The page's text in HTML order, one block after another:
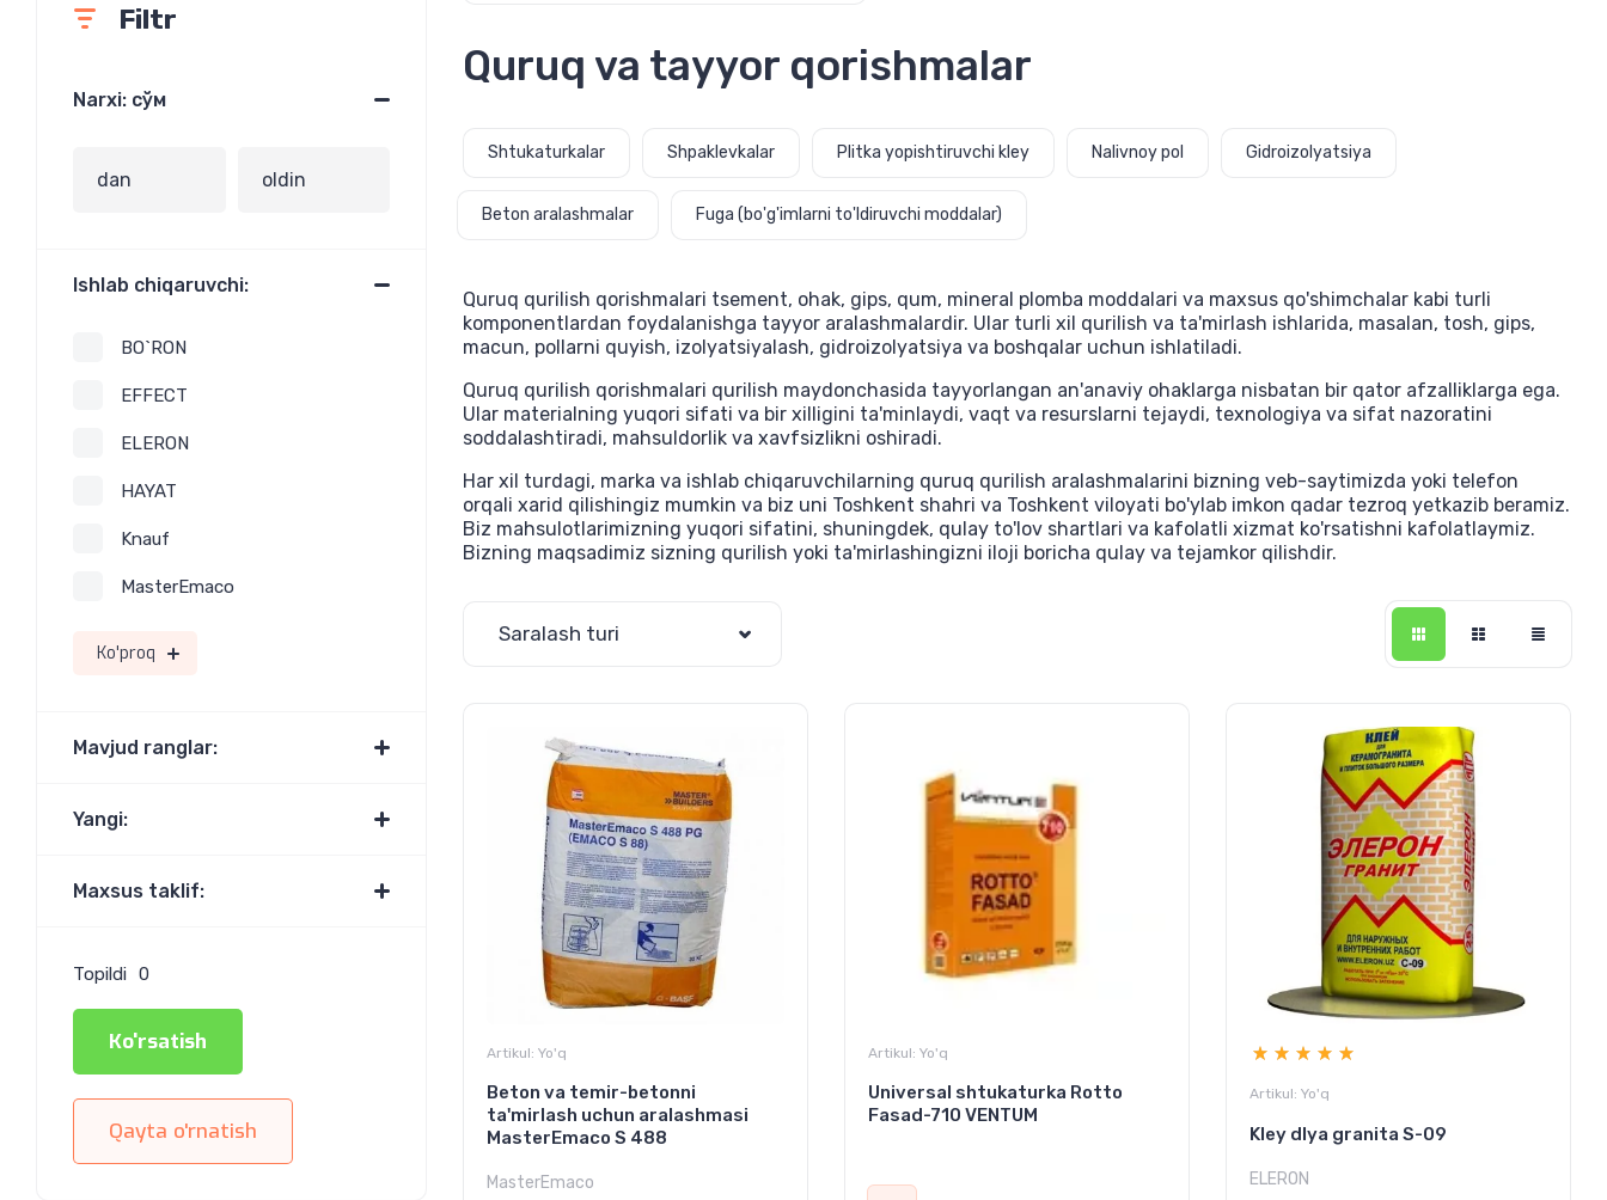
Filtr
Narxi: сўм
Ishlab chiqaruvchi:
BO`RON
EFFECT
ELERON
HAYAT
Knauf
MasterEmaco
Ko'proq
Mavjud ranglar:
Yangi:
Maxsus taklif:
Topildi 0
Ko'rsatish
Qayta o'rnatish
Quruq va tayyor qorishmalar
Shtukaturkalar Shpaklevkalar Plitka yopishtiruvchi kley Nalivnoy pol Gidroizolyatsiya
Beton aralashmalar Fuga (bo'g'imlarni to'ldiruvchi moddalar)
Quruq qurilish qorishmalari tsement, ohak, gips, qum, mineral plomba moddalari va maxsus qo'shimchalar kabi turli
komponentlardan foydalanishga tayyor aralashmalardir. Ular turli xil qurilish va ta'mirlash ishlarida, masalan, tosh, gips,
macun, pollarni quyish, izolyatsiyalash, gidroizolyatsiya va boshqalar uchun ishlatiladi.
Quruq qurilish qorishmalari qurilish maydonchasida tayyorlangan an'anaviy ohaklarga nisbatan bir qator afzalliklarga ega.
Ular materialning yuqori sifati va bir xilligini ta'minlaydi, vaqt va resurslarni tejaydi, texnologiya va sifat nazoratini
soddalashtiradi, mahsuldorlik va xavfsizlikni oshiradi.
Har xil turdagi, marka va ishlab chiqaruvchilarning quruq qurilish aralashmalarini bizning veb-saytimizda yoki telefon
orqali xarid qilishingiz mumkin va biz uni Toshkent shahri va Toshkent viloyati bo'ylab imkon qadar tezroq yetkazib beramiz.
Biz mahsulotlarimizning yuqori sifatini, shuningdek, qulay to'lov shartlari va kafolatli xizmat ko'rsatishni kafolatlaymiz.
Bizning maqsadimiz sizning qurilish yoki ta'mirlashingizni iloji boricha qulay va tejamkor qilishdir.
Saralash turi
Artikul: Yo'q
Beton va temir-betonni
ta'mirlash uchun aralashmasi
MasterEmaco S 488
MasterEmaco
Artikul: Yo'q
Universal shtukaturka Rotto
Fasad-710 VENTUM
Artikul: Yo'q
Kley dlya granita S-09
ELERON